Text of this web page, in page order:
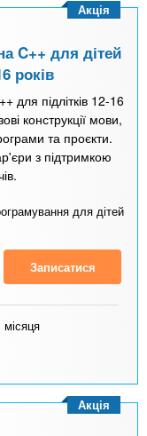
C++ для дітей
років
для підлітків 12-16
конструкції мови,
та проєкти.
з підтримкою
для дітей
Акція
Записатися
місяця
Акція